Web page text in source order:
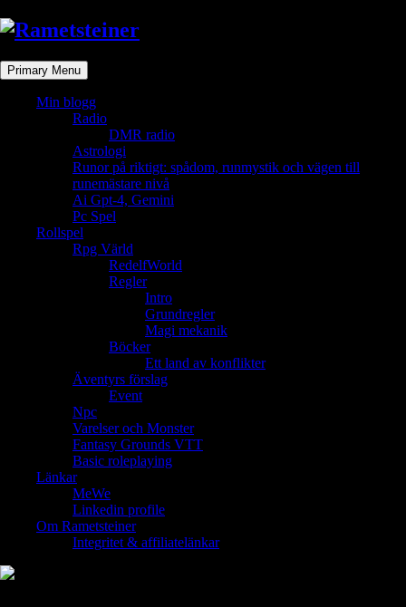
Skip
content
Primary Menu
Min blogg
Radio
DMR radio
Astrologi
Runor på riktigt: spådom, runmystik och vägen till
runemästare nivå
Ai Gpt-4, Gemini
Pc Spel
Rollspel
Rpg Värld
RedelfWorld
Regler
Intro
Grundregler
Magi mekanik
Böcker
Ett land av konflikter
Äventyrs förslag
Event
Npc
Varelser och Monster
Fantasy Grounds VTT
Basic roleplaying
Länkar
MeWe
Linkedin profile
Om Rametsteiner
Integritet & affiliatelänkar